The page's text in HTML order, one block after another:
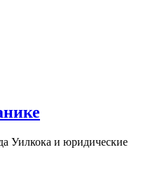
Уилкока и юридические